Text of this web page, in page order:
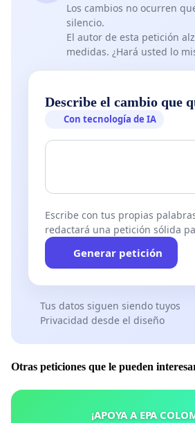
Los cambios no ocurren
silencio.
El autor de esta petición
medidas. ¿Hará usted lo
Describe el cambio que
Con tecnología de IA
Escribe con tus propias
redactará una petición sólida
Generar petición
Tus datos siguen siendo tuyos
Privacidad desde el diseño
Otras peticiones que le pueden
¡APOYA A EPA